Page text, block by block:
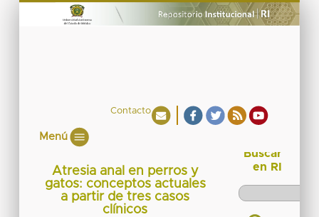
Contacto
Menú
Atresia anal en perros y
gatos: conceptos actuales
a partir de tres casos
clínicos
Buscar
en RI